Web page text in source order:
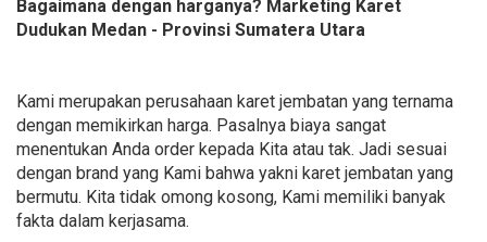
Bagaimana dengan harganya? Marketing Karet
Dudukan Medan - Provinsi Sumatera Utara
Kami merupakan perusahaan karet jembatan yang ternama
dengan memikirkan harga. Pasalnya biaya sangat
menentukan Anda order kepada Kita atau tak. Jadi sesuai
dengan brand yang Kami bahwa yakni karet jembatan yang
bermutu. Kita tidak omong kosong, Kami memiliki banyak
fakta dalam kerjasama.